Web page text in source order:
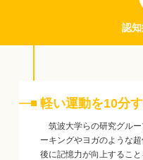
認
軽い運動を10分
筑波大学らの研究グルー
ーキングやヨガのような
後に記憶力が向上するこ